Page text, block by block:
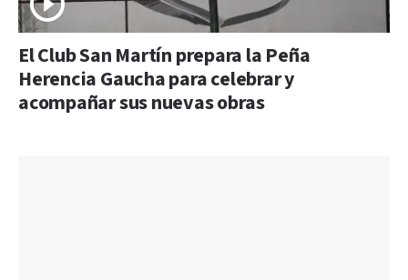
El Club San Martín prepara la Peña
Herencia Gaucha para celebrar y
acompañar sus nuevas obras